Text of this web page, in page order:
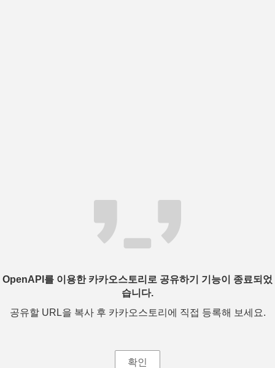
OpenAPI를 이용한 카카오스토리로 공유하기 기능이 종료되었
습니다.
공유할 URL을 복사 후 카카오스토리에 직접 등록해 보세요.
확인